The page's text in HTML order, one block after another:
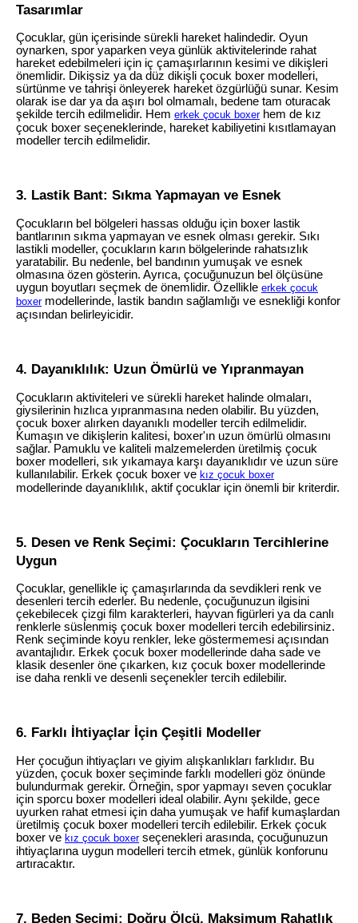
Tasarımlar
Çocuklar, gün içerisinde sürekli hareket halindedir. Oyun
oynarken, spor yaparken veya günlük aktivitelerinde rahat
hareket edebilmeleri için iç çamaşırlarının kesimi ve dikişleri
önemlidir. Dikişsiz ya da düz dikişli çocuk boxer modelleri,
sürtünme ve tahrişi önleyerek hareket özgürlüğü sunar. Kesim
olarak ise dar ya da aşırı bol olmamalı, bedene tam oturacak
şekilde tercih edilmelidir. Hem erkek çocuk boxerhem de kız
çocuk boxer seçeneklerinde, hareket kabiliyetini kısıtlamayan
modeller tercih edilmelidir.
3. Lastik Bant: Sıkma Yapmayan ve Esnek
Çocukların bel bölgeleri hassas olduğu için boxer lastik
bantlarının sıkma yapmayan ve esnek olması gerekir. Sıkı
lastikli modeller, çocukların karın bölgelerinde rahatsızlık
yaratabilir. Bu nedenle, bel bandının yumuşak ve esnek
olmasına özen gösterin. Ayrıca, çocuğunuzun bel ölçüsüne
uygun boyutları seçmek de önemlidir. Özellikle erkek çocuk
boxermodellerinde, lastik bandın sağlamlığı ve esnekliği konfor
açısından belirleyicidir.
4. Dayanıklılık: Uzun Ömürlü ve Yıpranmayan
Çocukların aktiviteleri ve sürekli hareket halinde olmaları,
giysilerinin hızlıca yıpranmasına neden olabilir. Bu yüzden,
çocuk boxer alırken dayanıklı modeller tercih edilmelidir.
Kumaşın ve dikişlerin kalitesi, boxer'ın uzun ömürlü olmasını
sağlar. Pamuklu ve kaliteli malzemelerden üretilmiş çocuk
boxer modelleri, sık yıkamaya karşı dayanıklıdır ve uzun süre
kullanılabilir. Erkek çocuk boxer ve kız çocuk boxer
modellerinde dayanıklılık, aktif çocuklar için önemli bir kriterdir.
5. Desen ve Renk Seçimi: Çocukların Tercihlerine
Uygun
Çocuklar, genellikle iç çamaşırlarında da sevdikleri renk ve
desenleri tercih ederler. Bu nedenle, çocuğunuzun ilgisini
çekebilecek çizgi film karakterleri, hayvan figürleri ya da canlı
renklerle süslenmiş çocuk boxer modelleri tercih edebilirsiniz.
Renk seçiminde koyu renkler, leke göstermemesi açısından
avantajlıdır. Erkek çocuk boxer modellerinde daha sade ve
klasik desenler öne çıkarken, kız çocuk boxer modellerinde
ise daha renkli ve desenli seçenekler tercih edilebilir.
6. Farklı İhtiyaçlar İçin Çeşitli Modeller
Her çocuğun ihtiyaçları ve giyim alışkanlıkları farklıdır. Bu
yüzden, çocuk boxer seçiminde farklı modelleri göz önünde
bulundurmak gerekir. Örneğin, spor yapmayı seven çocuklar
için sporcu boxer modelleri ideal olabilir. Aynı şekilde, gece
uyurken rahat etmesi için daha yumuşak ve hafif kumaşlardan
üretilmiş çocuk boxer modelleri tercih edilebilir. Erkek çocuk
boxer ve kız çocuk boxerseçenekleri arasında, çocuğunuzun
ihtiyaçlarına uygun modelleri tercih etmek, günlük konforunu
artıracaktır.
7. Beden Seçimi: Doğru Ölçü, Maksimum Rahatlık